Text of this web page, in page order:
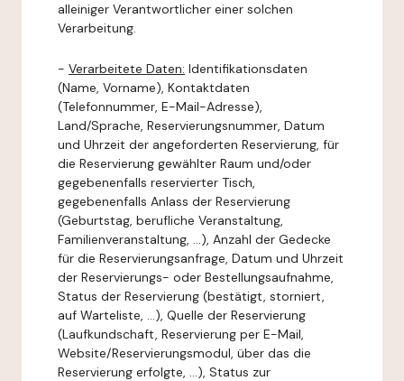
alleiniger Verantwortlicher einer solchen
Verarbeitung.
- Verarbeitete Daten: Identifikationsdaten
(Name, Vorname), Kontaktdaten
(Telefonnummer, E-Mail-Adresse),
Land/Sprache, Reservierungsnummer, Datum
und Uhrzeit der angeforderten Reservierung, für
die Reservierung gewählter Raum und/oder
gegebenenfalls reservierter Tisch,
gegebenenfalls Anlass der Reservierung
(Geburtstag, berufliche Veranstaltung,
Familienveranstaltung, ...), Anzahl der Gedecke
für die Reservierungsanfrage, Datum und Uhrzeit
der Reservierungs- oder Bestellungsaufnahme,
Status der Reservierung (bestätigt, storniert,
auf Warteliste, ...), Quelle der Reservierung
(Laufkundschaft, Reservierung per E-Mail,
Website/Reservierungsmodul, über das die
Reservierung erfolgte, ...), Status zur